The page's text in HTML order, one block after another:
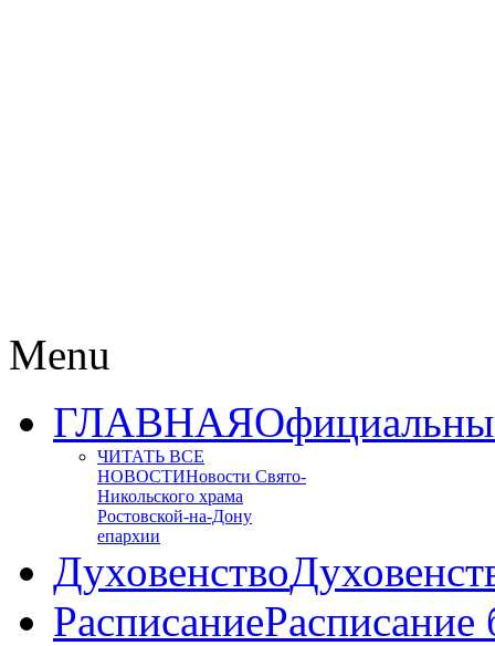
Menu
ГЛАВНАЯ
ЧИТАТЬ ВСЕ
НОВОСТИНовости Свято-
Никольского храма
Ростовской-на-Дону
епархии
Духовенство
РасписаниеРасписание